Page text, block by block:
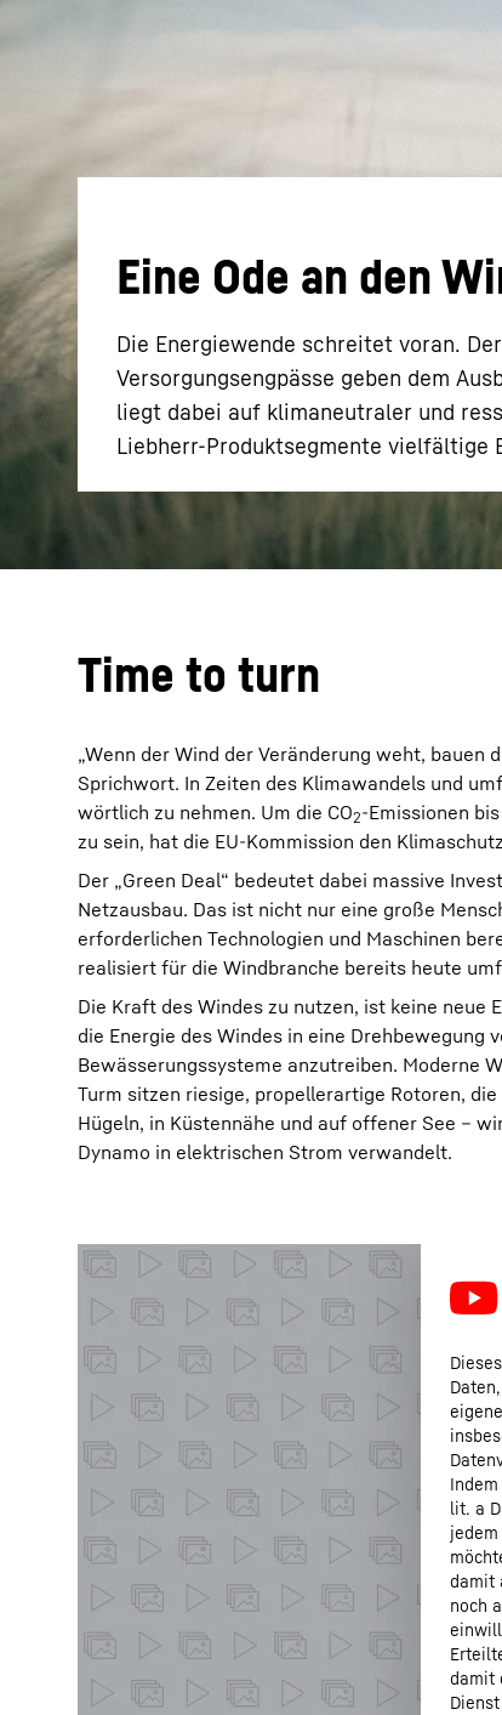
Eine Ode an den
Die Energiewende schreitet voran.
Versorgungsengpässe geben dem
liegt dabei auf klimaneutraler und
Liebherr-Produktsegmente vielfältige
Time to turn
„Wenn der Wind der Veränderung weht, bauen
Sprichwort. In Zeiten des Klimawandels und
wörtlich zu nehmen. Um die CO2-Emissionen
zu sein, hat die EU-Kommission den
Der „Green Deal“ bedeutet dabei massive
Netzausbau. Das ist nicht nur eine große
erforderlichen Technologien und Maschinen
realisiert für die Windbranche bereits heute
Die Kraft des Windes zu nutzen, ist keine neue
die Energie des Windes in eine
Bewässerungssysteme anzutreiben. Moderne
Turm sitzen riesige, propellerartige Rotoren,
Hügeln, in Küstennähe und auf offener See –
Dynamo in elektrischen Strom verwandelt.
lit. a
damit
noch
damit